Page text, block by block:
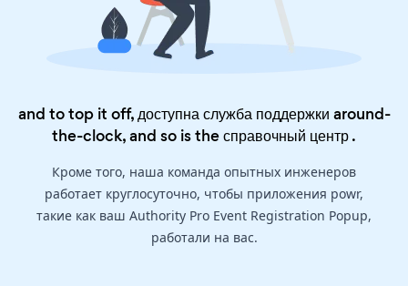
and to top it off, доступна служба поддержки around-
the-clock, and so is theсправочный центр.
Кроме того, наша команда опытных инженеров
работает круглосуточно, чтобы приложения powr,
такие как ваш Authority Pro Event Registration Popup,
работали на вас.